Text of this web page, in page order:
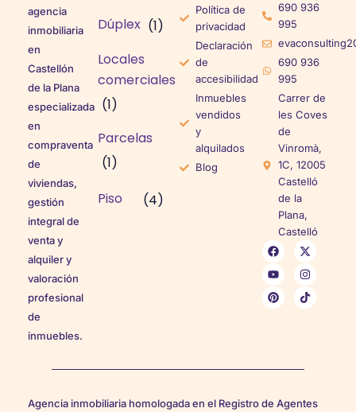
agencia
inmobiliaria
en
Castellón
de la Plana
especializada
en
compraventa
de
viviendas,
gestión
integral de
venta y
alquiler y
valoración
profesional
de
inmuebles.
Dúplex (1)
Locales
comerciales
(1)
Parcelas
(1)
Piso
(4)
Política de
privacidad
Declaración
de
accesibilidad
Inmuebles
vendidos
y
alquilados
Blog
690 936
995
690 936
995
Carrer de
les Coves
de
Vinromà,
1C, 12005
Castelló
de la
Plana,
Castelló
Agencia inmobiliaria homologada en el Registro de Agentes